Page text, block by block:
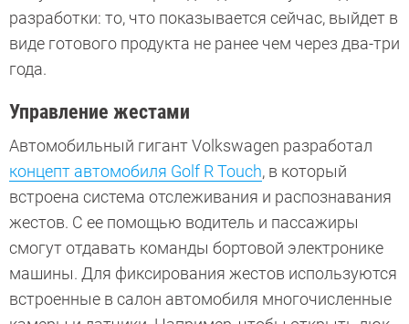
разработки: то, что показывается сейчас, выйдет в
виде готового продукта не ранее чем через два-три
года.
Управление жестами
Автомобильный гигант Volkswagen разработал
концепт автомобиля Golf R Touch, в который
встроена система отслеживания и распознавания
жестов. С ее помощью водитель и пассажиры
смогут отдавать команды бортовой электронике
машины. Для фиксирования жестов используются
встроенные в салон автомобиля многочисленные